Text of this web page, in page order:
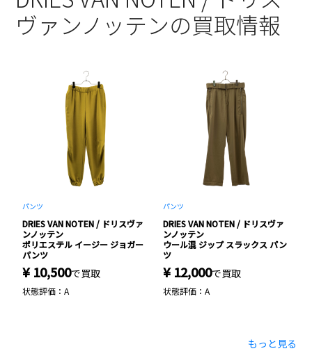
ヴァンノッテンの買取情報
パンツ
DRIES VAN NOTEN / ドリスヴァ
ンノッテン
ポリエステル イージー ジョガー
パンツ
¥ 10,500で買取
状態評価：A
パンツ
DRIES VAN NOTEN / ドリスヴァ
ンノッテン
ウール混 ジップ スラックス パン
ツ
¥ 12,000で買取
状態評価：A
もっと見る